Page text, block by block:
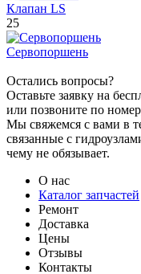
Клапан LS
25
Сервопоршень
Остались вопросы?
Оставьте заявку на
или позвоните по
Мы свяжемся с вами в
связанные с
чему не обязывает.
О нас
Каталог запчастей
Ремонт
Доставка
Цены
Отзывы
Контакты